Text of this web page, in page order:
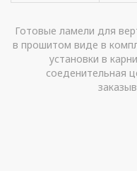
Готовые ламели для
в прошитом виде в
установки в
соеденительная